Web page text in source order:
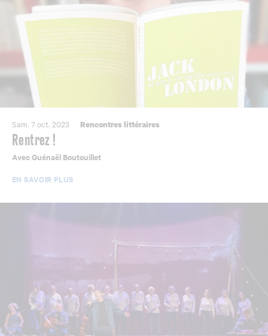
Sam. 7 oct. 2023 Rencontres littéraires
Rentrez !
Avec Guénaël Boutouillet
EN SAVOIR PLUS